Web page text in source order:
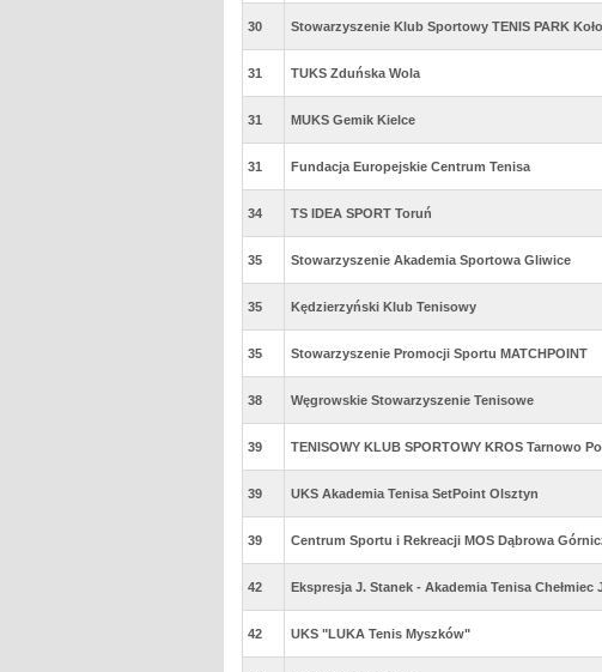
30 Stowarzyszenie Klub Sportowy TENIS PARK
31 TUKS Zduńska Wola
31 MUKS Gemik Kielce
31 Fundacja Europejskie Centrum Tenisa
34 TS IDEA SPORT Toruń
35 Stowarzyszenie Akademia Sportowa Gliwice
35 Kędzierzyński Klub Tenisowy
35 Stowarzyszenie Promocji Sportu MATCHPOINT
38 Węgrowskie Stowarzyszenie Tenisowe
39 TENISOWY KLUB SPORTOWY KROS Tarnowo
39 UKS Akademia Tenisa SetPoint Olsztyn
39 Centrum Sportu i Rekreacji MOS Dąbrowa
42 Ekspresja J. Stanek - Akademia Tenisa Chełmiec
42 UKS "LUKA Tenis Myszków"